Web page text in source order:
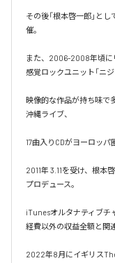
その後「根本啓一郎」と
催。
また、2006-2008年頃に
感覚ロックユニット「ニジ
映像的な作品が持ち味で
沖縄ライブ、
17曲入りCDがヨーロッパ
2011年 3.11を受け、根本
プロデュース。
iTunesオルタナティブチ
経費以外の収益全額と関
2022年8月にイギリス